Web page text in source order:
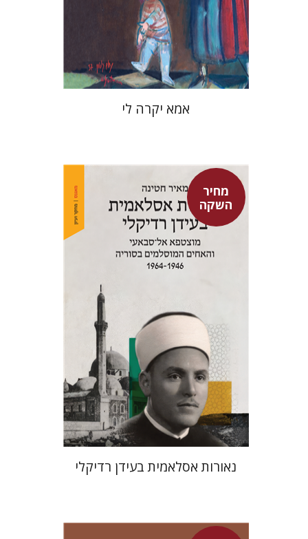
מחיר השקה
$53
$37
אמא יקרה לי
מחיר
השקה
מאיר חטינה
מחיר השקה
$24
נאורות אסלאמית בעידן רדיקלי